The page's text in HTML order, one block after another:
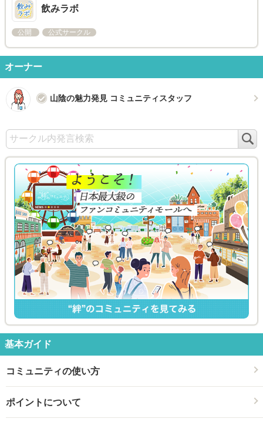
飲みラボ
公開 公式サークル
オーナー
山陰の魅力発見 コミュニティスタッフ
索
基本ガイド
コミュニティの使い方
ポイントについて